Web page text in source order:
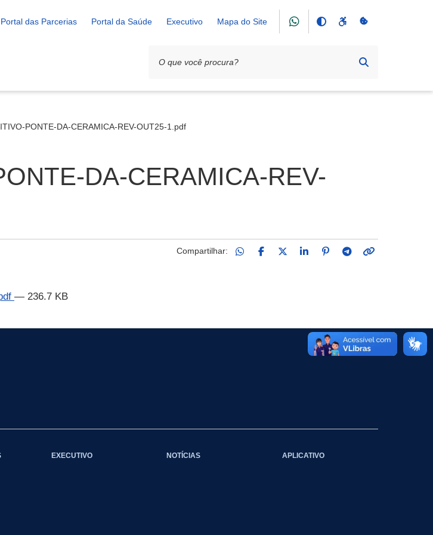
Portal das Parcerias Portal da Saúde Executivo Mapa do Site
PONTE-DA-CERAMICA-REV-OUT25-1.pdf
DA-CERAMICA-REV-
Compartilhar:
— 236.7 KB
EXECUTIVO NOTÍCIAS APLICATIVO